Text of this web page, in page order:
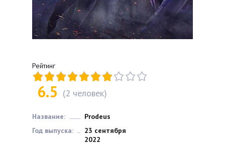
Рейтинг
6.5 (2 человек)
Название:
Prodeus
Год выпуска:
23 сентября
2022